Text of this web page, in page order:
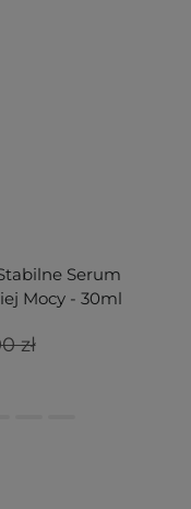
Serum
Mocy - 30ml
zł